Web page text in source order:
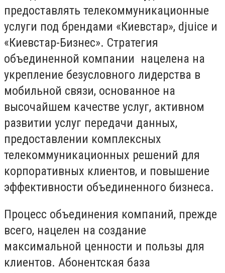
предоставлять телекоммуникационные
услуги под брендами «Киевстар», djuice и
«Киевстар-Бизнес». Стратегия
объединенной компании нацелена на
укрепление безусловного лидерства в
мобильной связи, основанное на
высочайшем качестве услуг, активном
развитии услуг передачи данных,
предоставлении комплексных
телекоммуникационных решений для
корпоративных клиентов, и повышение
эффективности объединенного бизнеса.
Процесс объединения компаний, прежде
всего, нацелен на создание
максимальной ценности и пользы для
клиентов. Абонентская база